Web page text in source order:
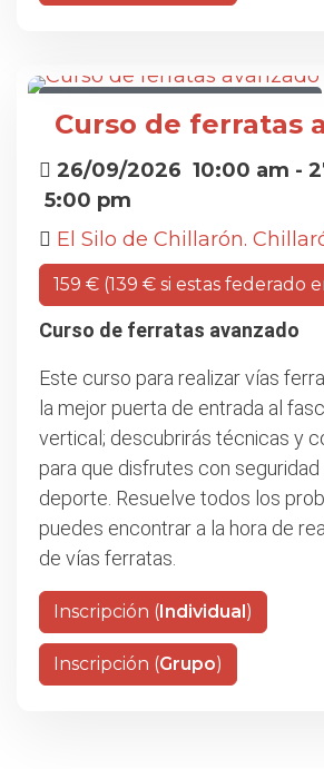
Curso de ferratas
26/09/2026 10:00 am -
5:00 pm
El Silo de Chillarón.
159 € (139 € si estas federado
Curso de ferratas avanzado
Este curso para realizar vías
la mejor puerta de entrada al
vertical; descubrirás técnicas y
para que disfrutes con
deporte. Resuelve todos los
puedes encontrar a la hora de
de vías ferratas.
Inscripción (Individual)
Inscripción (Grupo)